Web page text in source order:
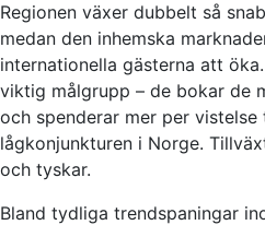
Regionen växer dubbelt så
medan den inhemska
internationella gästerna att
viktig målgrupp – de bokar de
och spenderar mer per
lågkonjunkturen i Norge.
och tyskar.
Bland tydliga trendspaningar